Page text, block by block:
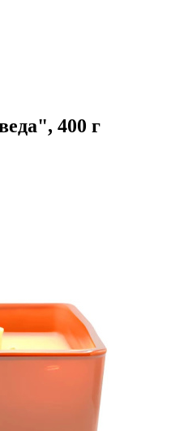
400 г